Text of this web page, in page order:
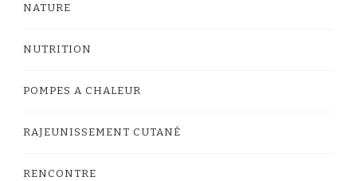
NATURE
NUTRITION
POMPES A CHALEUR
RAJEUNISSEMENT CUTANÉ
RENCONTRE